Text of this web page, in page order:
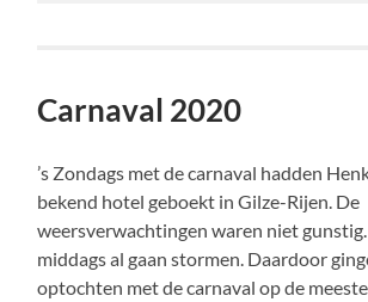
Carnaval 2020
’s Zondags met de carnaval hadden
bekend hotel geboekt in Gilze-Rijen. De
weersverwachtingen waren niet gunstig.
middags al gaan stormen. Daardoor
optochten met de carnaval op de